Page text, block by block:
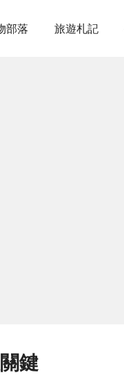
部落 旅遊札記
鍵